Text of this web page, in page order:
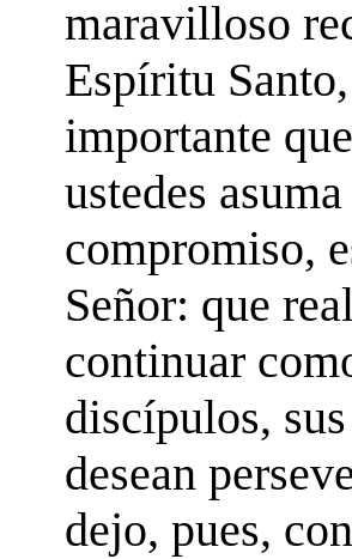
maravilloso
Espíritu
importante
ustedes
compromiso,
Señor: que
continuar
discípulos,
desean
dejo, pues,